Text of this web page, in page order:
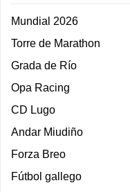
Mundial 2026
Torre de Marathon
Grada de Río
Opa Racing
CD Lugo
Andar Miudiño
Forza Breo
Fútbol gallego